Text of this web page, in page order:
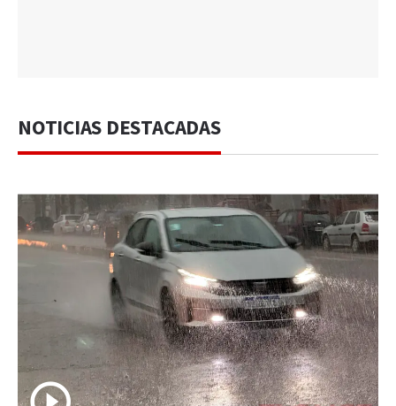
NOTICIAS DESTACADAS